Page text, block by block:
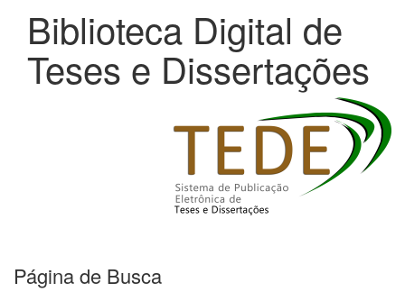
Biblioteca Digital de
Teses e Dissertações
Página de Busca